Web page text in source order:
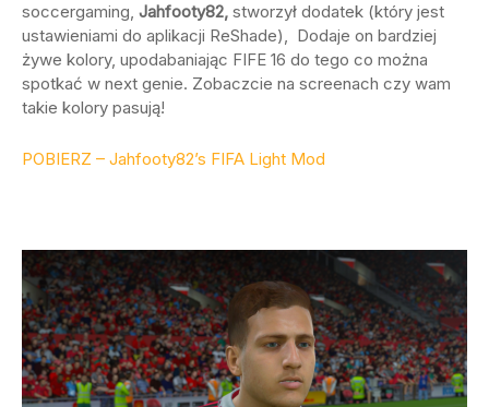
soccergaming, Jahfooty82, stworzył dodatek (który jest
ustawieniami do aplikacji ReShade), Dodaje on bardziej
żywe kolory, upodabaniając FIFE 16 do tego co można
spotkać w next genie. Zobaczcie na screenach czy wam
takie kolory pasują!
POBIERZ – Jahfooty82’s FIFA Light Mod